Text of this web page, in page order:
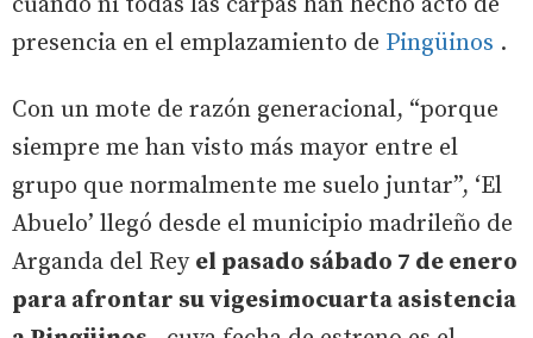
presencia en el emplazamiento de Pingüinos .
Con un mote de razón generacional, “porque
siempre me han visto más mayor entre el
grupo que normalmente me suelo juntar”, ‘El
Abuelo’ llegó desde el municipio madrileño de
Arganda del Rey el pasado sábado 7 de enero
para afrontar su vigesimocuarta asistencia